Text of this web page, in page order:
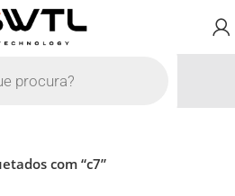
com “c7”